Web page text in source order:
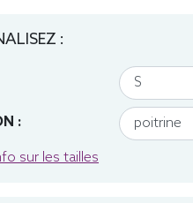
:
:
sur les tailles